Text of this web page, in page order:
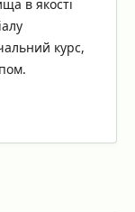
в якості
курс,